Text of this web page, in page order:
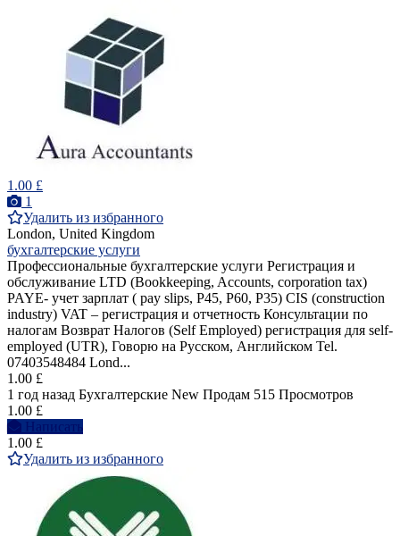
1.00 £
1
Удалить из избранного
London, United Kingdom
бухгалтерские услуги
Профессиональные бухгалтерские услуги Регистрация и
обслуживание LTD (Bookkeeping, Accounts, corporation tax)
PAYE- учет зарплат ( pay slips, P45, P60, P35) CIS (construction
industry) VAT – регистрация и отчетность Консультации по
налогам Возврат Налогов (Self Employed) регистрация для self-
employed (UTR), Говорю на Pусcком, Английском Tel.
07403548484 Lond...
1.00 £
1 год назад Бухгалтерские New Продам 515 Просмотров
1.00 £
Написать
1.00 £
Удалить из избранного